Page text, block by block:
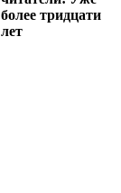
более тридцати
лет